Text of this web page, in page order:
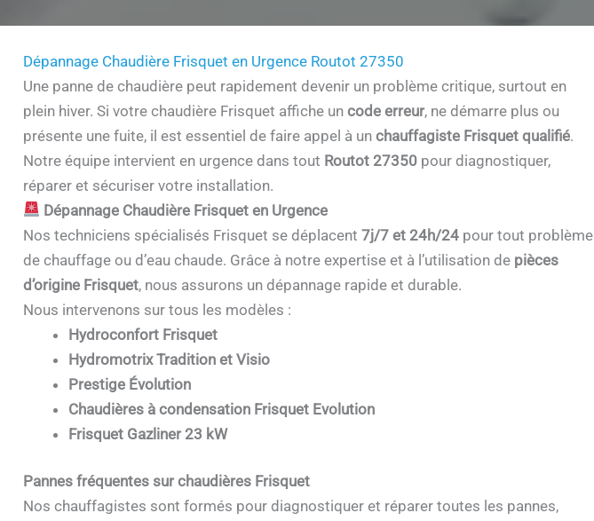
Dépannage Chaudière Frisquet en Urgence Routot 27350
Une panne de chaudière peut rapidement devenir un problème critique, surtout en
plein hiver. Si votre chaudière Frisquet affiche un code erreur, ne démarre plus ou
présente une fuite, il est essentiel de faire appel à un chauffagiste Frisquet qualifié.
Notre équipe intervient en urgence dans tout Routot 27350pour diagnostiquer,
réparer et sécuriser votre installation.
Dépannage Chaudière Frisquet en Urgence
Nos techniciens spécialisés Frisquet se déplacent 7j/7 et 24h/24pour tout problème
de chauffage ou d’eau chaude. Grâce à notre expertise et à l’utilisation de pièces
d’origine Frisquet, nous assurons un dépannage rapide et durable.
Nous intervenons sur tous les modèles :
Hydroconfort Frisquet
Hydromotrix Tradition et Visio
Prestige Évolution
Chaudières à condensation Frisquet Evolution
Frisquet Gazliner 23 kW
Pannes fréquentes sur chaudières Frisquet
Nos chauffagistes sont formés pour diagnostiquer et réparer toutes les pannes,